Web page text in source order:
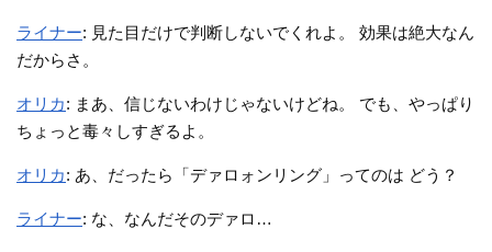
ライナー: 見た目だけで判断しないでくれよ。 効果は絶大なん
だからさ。
オリカ: まあ、信じないわけじゃないけどね。 でも、やっぱり
ちょっと毒々しすぎるよ。
オリカ: あ、だったら「デァロォンリング」ってのは どう？
ライナー: な、なんだそのデァロ…